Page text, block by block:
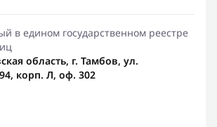
в едином государственном реестре
область, г. Тамбов, ул.
корп. Л, оф. 302